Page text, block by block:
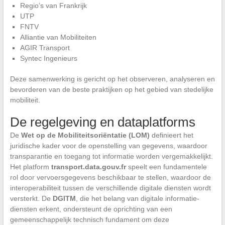
Regio’s van Frankrijk
UTP
FNTV
Alliantie van Mobiliteiten
AGIR Transport
Syntec Ingenieurs
Deze samenwerking is gericht op het observeren, analyseren en
bevorderen van de beste praktijken op het gebied van stedelijke
mobiliteit.
De regelgeving en dataplatforms
De Wet op de Mobiliteitsoriëntatie (LOM) definieert het
juridische kader voor de openstelling van gegevens, waardoor
transparantie en toegang tot informatie worden vergemakkelijkt.
Het platform transport.data.gouv.frspeelt een fundamentele
rol door vervoersgegevens beschikbaar te stellen, waardoor de
interoperabiliteit tussen de verschillende digitale diensten wordt
versterkt. De DGITM , die het belang van digitale informatie-
diensten erkent, ondersteunt de oprichting van een
gemeenschappelijk technisch fundament om deze